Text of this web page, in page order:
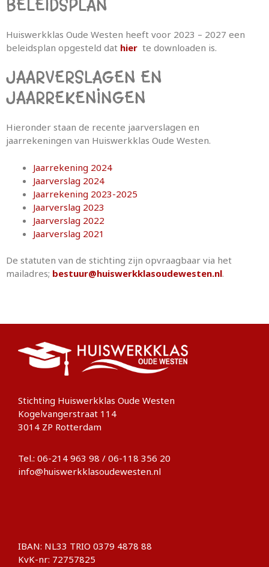
BELEIDSPLAN
Huiswerkklas Oude Westen heeft voor 2023 – 2027 een
beleidsplan opgesteld dat hier te downloaden is.
JAARVERSLAGEN EN
JAARREKENINGEN
Hieronder staan de recente jaarverslagen en
jaarrekeningen van Huiswerkklas Oude Westen.
Jaarrekening 2024
Jaarverslag 2024
Jaarrekening 2023-2025
Jaarverslag 2023
Jaarverslag 2022
Jaarverslag 2021
De statuten van de stichting zijn opvraagbaar via het
mailadres; bestuur@huiswerkklasoudewesten.nl.
Stichting Huiswerkklas Oude Westen
Kogelvangerstraat 114
3014 ZP Rotterdam
Tel.: 06-214 963 98 / 06-118 356 20
info@huiswerkklasoudewesten.nl
IBAN: NL33 TRIO 0379 4878 88
KvK-nr: 72757825